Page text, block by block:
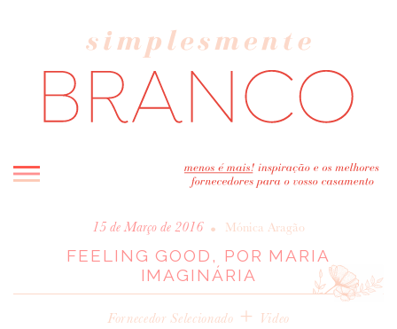
INICIO
BLOG
MELHOR INSPIRAÇÃO
15 de Março de 2016 • Mónica Aragão
FEELING GOOD, POR MARIA
IMAGINÁRIA
Fornecedor Selecionado + Video